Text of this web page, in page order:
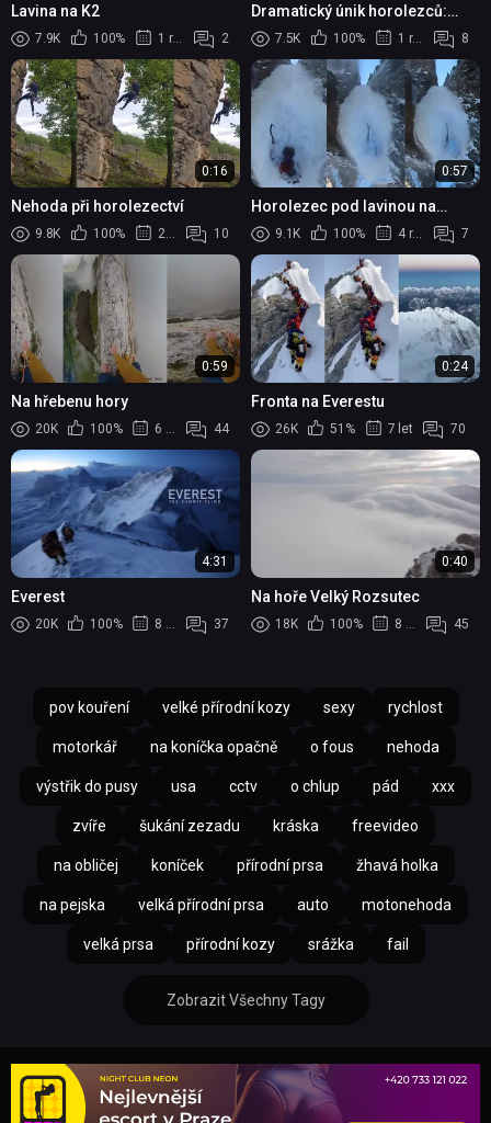
Lavina na K2
7.9K 100% 1 rok 2
Dramatický únik horolezců:
Běželi o život, když na vrcholu
hory začala erupce
7.5K 100% 1 rok 8
0:16
Nehoda při horolezectví
9.8K 100% 2 roky 10
0:57
Horolezec pod lavinou na
ledovci
9.1K 100% 4 roky 7
0:59
Na hřebenu hory
20K 100% 6 let 44
0:24
Fronta na Everestu
26K 51% 7 let 70
4:31
Everest
20K 100% 8 let 37
0:40
Na hoře Velký Rozsutec
18K 100% 8 let 45
pov kouření velké přírodní kozy sexy rychlost
motorkář na koníčka opačně o fous nehoda
výstřik do pusy usa cctv o chlup pád xxx
zvíře šukání zezadu kráska freevideo
na obličej koníček přírodní prsa žhavá holka
na pejska velká přírodní prsa auto motonehoda
velká prsa přírodní kozy srážka fail
Zobrazit Všechny Tagy